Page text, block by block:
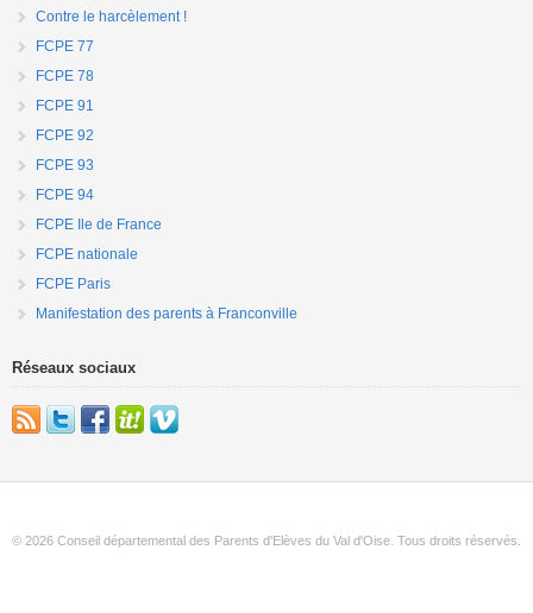
Contre le harcèlement !
FCPE 77
FCPE 78
FCPE 91
FCPE 92
FCPE 93
FCPE 94
FCPE Ile de France
FCPE nationale
FCPE Paris
Manifestation des parents à Franconville
Réseaux sociaux
© 2026 Conseil départemental des Parents d'Elèves du Val d'Oise. Tous droits réservés.